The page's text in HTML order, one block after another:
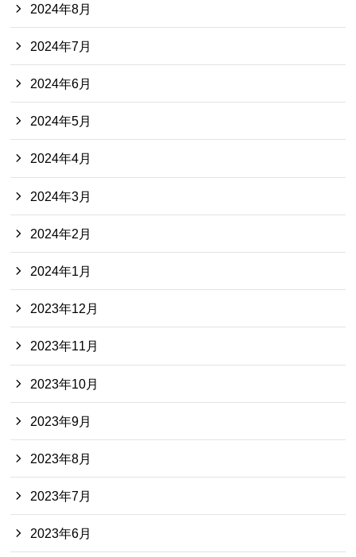
2024年8月
2024年7月
2024年6月
2024年5月
2024年4月
2024年3月
2024年2月
2024年1月
2023年12月
2023年11月
2023年10月
2023年9月
2023年8月
2023年7月
2023年6月